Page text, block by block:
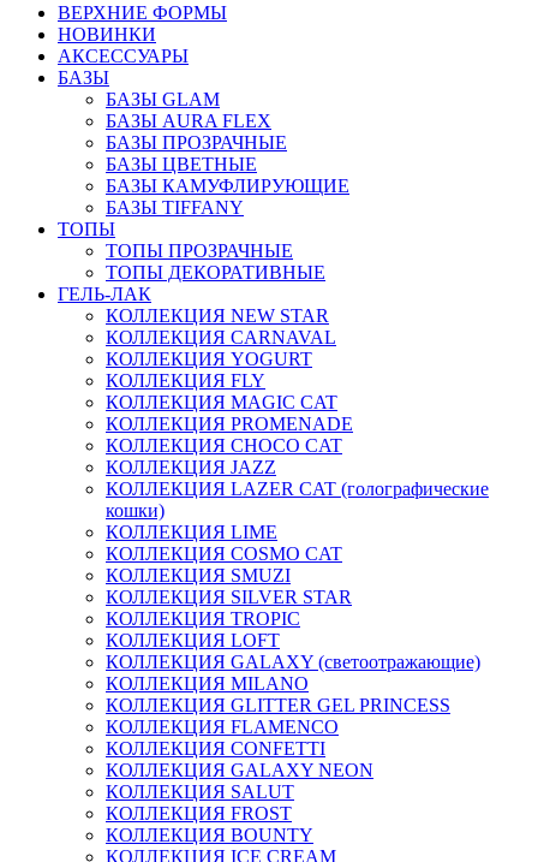
ВЕРХНИЕ ФОРМЫ
НОВИНКИ
АКСЕССУАРЫ
БАЗЫ
БАЗЫ GLAM
БАЗЫ AURA FLEX
БАЗЫ ПРОЗРАЧНЫЕ
БАЗЫ ЦВЕТНЫЕ
БАЗЫ КАМУФЛИРУЮЩИЕ
БАЗЫ TIFFANY
ТОПЫ
ТОПЫ ПРОЗРАЧНЫЕ
ТОПЫ ДЕКОРАТИВНЫЕ
ГЕЛЬ-ЛАК
КОЛЛЕКЦИЯ NEW STAR
КОЛЛЕКЦИЯ CARNAVAL
КОЛЛЕКЦИЯ YOGURT
КОЛЛЕКЦИЯ FLY
КОЛЛЕКЦИЯ MAGIC CAT
КОЛЛЕКЦИЯ PROMENADE
КОЛЛЕКЦИЯ CHOCO CAT
КОЛЛЕКЦИЯ JAZZ
КОЛЛЕКЦИЯ LAZER CAT (голографические
кошки)
КОЛЛЕКЦИЯ LIME
КОЛЛЕКЦИЯ COSMO CAT
КОЛЛЕКЦИЯ SMUZI
КОЛЛЕКЦИЯ SILVER STAR
КОЛЛЕКЦИЯ TROPIC
КОЛЛЕКЦИЯ LOFT
КОЛЛЕКЦИЯ GALAXY (светоотражающие)
КОЛЛЕКЦИЯ MILANO
КОЛЛЕКЦИЯ GLITTER GEL PRINCESS
КОЛЛЕКЦИЯ FLAMENCO
КОЛЛЕКЦИЯ CONFETTI
КОЛЛЕКЦИЯ GALAXY NEON
КОЛЛЕКЦИЯ SALUT
КОЛЛЕКЦИЯ FROST
КОЛЛЕКЦИЯ BOUNTY
КОЛЛЕКЦИЯ ICE CREAM